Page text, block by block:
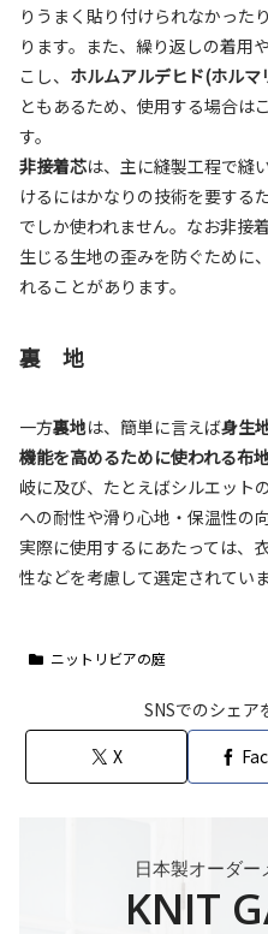
りうまく貼り付けられなかった
ります。また、繰り返しの着用
こし、 ホルムアルデヒド(ホルマ
ともあるため、使用する場合は
す。
非接着芯は、主に縫製工程で縫
けるにはかなりの技術を要する
でしか使われません。なお非接
生じる生地の歪みを防ぐために
れることがあります。
裏 地
一方裏地は、簡単に言えば身生
機能を高めるために使われる布
岐に及び、たとえばシルエット
への耐性や滑り心地・保温性の
実際に使用するにあたっては、
性などを考慮して選定されていま
ニットリビアの庭
SNSでのシェア
X
日本製オーダー
KNIT